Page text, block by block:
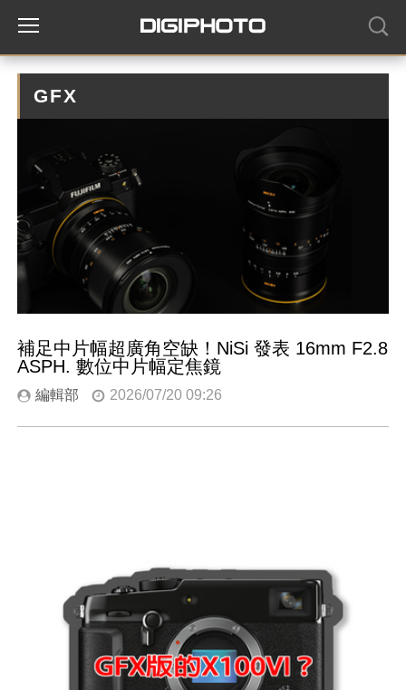
GFX
補足中片幅超廣角空缺！NiSi 發表 16mm F2.8
ASPH. 數位中片幅定焦鏡
編輯部 2026/07/20 09:26